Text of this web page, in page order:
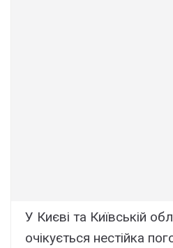
У Києві та Київській
очікується нестійка